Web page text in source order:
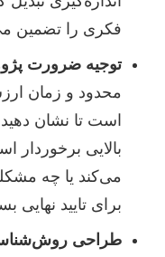
فکری را تضمین
توجیه ضرورت
محدود و زمان
است تا نشان
بالایی برخوردار
می‌کند یا چه
برای تایید نهایی
طراحی